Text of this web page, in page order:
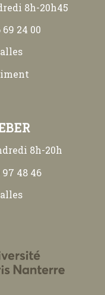
8h-20h45
24 00
8h-20h
97 48 46